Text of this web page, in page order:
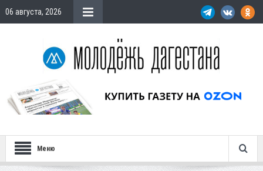
06 августа, 2026
Меню